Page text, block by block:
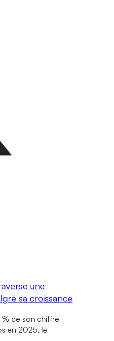
une
sa croissance
de son chiffre
en 2025, le